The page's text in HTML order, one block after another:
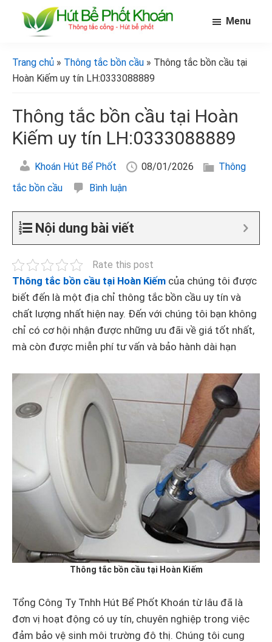
phốt
khoán]
bể
phốt
Menu
Trang chủ » Thông tắc bồn cầu » Thông tắc bồn cầu tại
Hoàn Kiếm uy tín LH:0333088889
Thông tắc bồn cầu tại Hoàn
Kiếm uy tín LH:0333088889
Khoán Hút Bể Phốt 08/01/2026
Thông
tắc bồn cầu
Bình luận
Nội dung bài viết
Rate this post
Thông tắc bồn cầu tại Hoàn Kiếm của chúng tôi được
biết đến là một địa chỉ thông tắc bồn cầu uy tín và
chất lượng nhất hiện nay. Đến với chúng tôi bạn không
chỉ có cơ hội nhận được những ưu đãi về giá tốt nhất,
mà còn được miễn phí tư vấn và bảo hành dài hạn
Thông tắc bồn cầu tại Hoàn Kiếm
Tổng Công Ty Tnhh Hút Bể Phốt Khoán từ lâu đã là
đơn vị hoạt động có uy tín, chuyên nghiệp trong việc
đảm bảo vệ sinh môi trường đô thị. Chúng tôi cung